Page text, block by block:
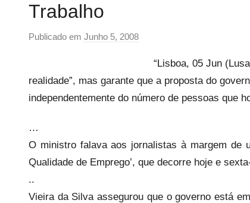
Trabalho
Publicado em Junho 5, 2008
p
r
a
r
“Lisboa, 05 Jun
realidade”, mas garante que a proposta do
independentemente do número de pessoas que
…
O ministro falava aos jornalistas à margem de
Qualidade de Emprego’, que decorre hoje e
..
Vieira da Silva assegurou que o governo está